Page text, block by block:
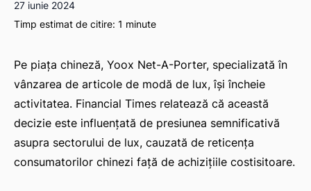
27 iunie 2024
Timp estimat de citire: 1 minute
Pe piața chineză, Yoox Net-A-Porter, specializată în
vânzarea de articole de modă de lux, își încheie
activitatea. Financial Times relatează că această
decizie este influențată de presiunea semnificativă
asupra sectorului de lux, cauzată de reticența
consumatorilor chinezi față de achizițiile costisitoare.